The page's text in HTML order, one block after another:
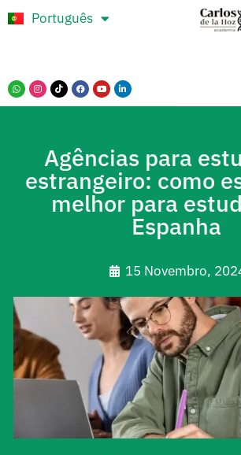
Português
Español
Agências para
estrangeiro: como
melhor para
Espanha
15 Novembro,